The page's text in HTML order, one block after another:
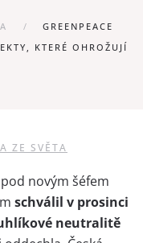
GREENPEACE
KTERÉ OHROŽUJÍ
ZE SVĚTA
pod novým šéfem
schválil v prosinci
neutralitě